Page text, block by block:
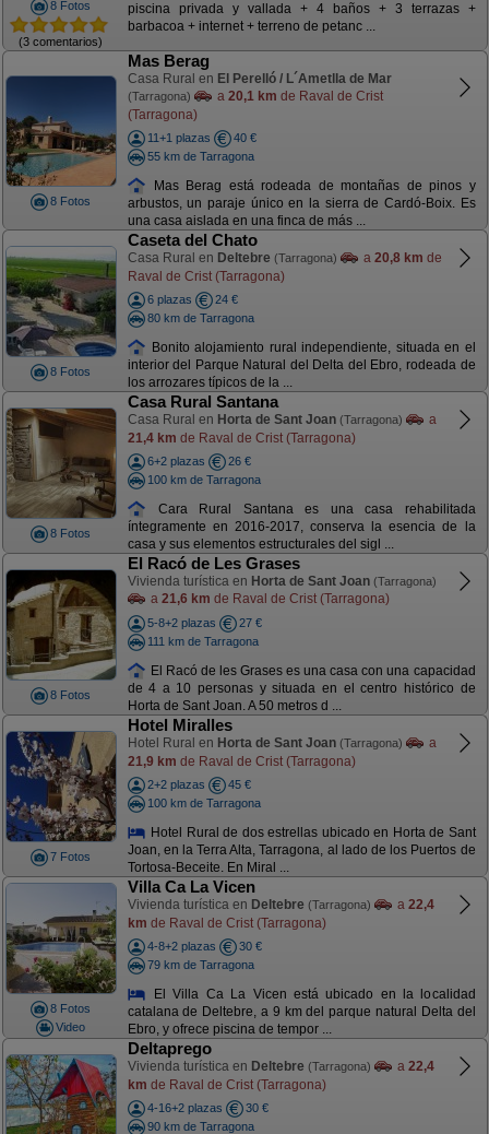
8 Fotos
(3 comentarios)
piscina privada y vallada + 4 baños + 3 terrazas +
barbacoa + internet + terreno de petanc ...
8 Fotos
Mas Berag
Casa Rural en El Perelló / L´Ametlla de Mar
(Tarragona) a 20,1 km de Raval de Crist
(Tarragona)
11+1 plazas
40 €
55 km de Tarragona
Mas Berag está rodeada de montañas de pinos y
arbustos, un paraje único en la sierra de Cardó-Boix. Es
una casa aislada en una finca de más ...
8 Fotos
Caseta del Chato
Casa Rural en Deltebre (Tarragona) a 20,8 km de
Raval de Crist (Tarragona)
6 plazas
24 €
80 km de Tarragona
Bonito alojamiento rural independiente, situada en el
interior del Parque Natural del Delta del Ebro, rodeada de
los arrozares típicos de la ...
8 Fotos
Casa Rural Santana
Casa Rural en Horta de Sant Joan (Tarragona)
a
21,4 km de Raval de Crist (Tarragona)
6+2 plazas
26 €
100 km de Tarragona
Cara Rural Santana es una casa rehabilitada
íntegramente en 2016-2017, conserva la esencia de la
casa y sus elementos estructurales del sigl ...
8 Fotos
El Racó de Les Grases
Vivienda turística en Horta de Sant Joan (Tarragona)
a 21,6 km de Raval de Crist (Tarragona)
5-8+2 plazas
27 €
111 km de Tarragona
El Racó de les Grases es una casa con una capacidad
de 4 a 10 personas y situada en el centro histórico de
Horta de Sant Joan. A 50 metros d ...
7 Fotos
Hotel Miralles
Hotel Rural en Horta de Sant Joan (Tarragona)
a
21,9 km de Raval de Crist (Tarragona)
2+2 plazas
45 €
100 km de Tarragona
Hotel Rural de dos estrellas ubicado en Horta de Sant
Joan, en la Terra Alta, Tarragona, al lado de los Puertos de
Tortosa-Beceite. En Miral ...
8 Fotos
Video
Villa Ca La Vicen
Vivienda turística en Deltebre (Tarragona) a 22,4
km de Raval de Crist (Tarragona)
4-8+2 plazas
30 €
79 km de Tarragona
El Villa Ca La Vicen está ubicado en la localidad
catalana de Deltebre, a 9 km del parque natural Delta del
Ebro, y ofrece piscina de tempor ...
Deltaprego
Vivienda turística en Deltebre (Tarragona) a 22,4
km de Raval de Crist (Tarragona)
4-16+2 plazas
30 €
90 km de Tarragona